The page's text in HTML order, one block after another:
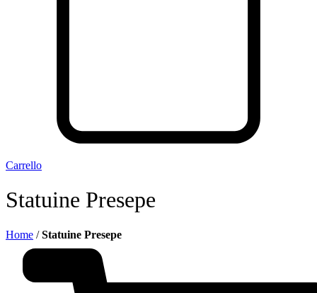
Carrello
Statuine Presepe
Home /Statuine Presepe